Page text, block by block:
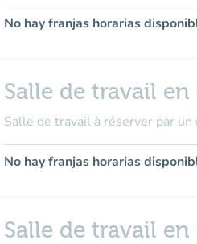
No hay franjas horarias
Salle de travail
Salle de travail à réserver par
No hay franjas horarias
Salle de travail en